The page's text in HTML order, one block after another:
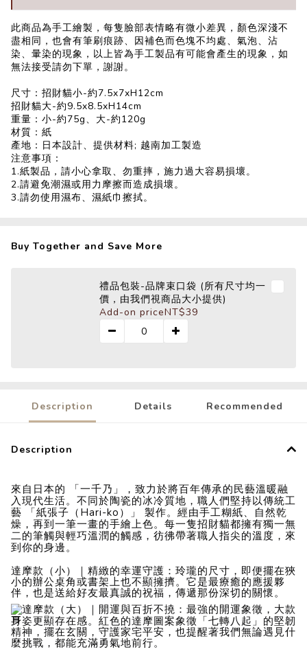
此商品為手工繪製，每隻臉部表情略有微小差異，顏色深淺不
盡相同，也會有筆刷痕跡、因補色而色塊不均處、氣泡、沾
染、暈染的現象，以上皆為手工製品有可能會產生的現象，如
無法接受請勿下單，謝謝。
尺寸：招財貓小-約7.5x7xH12cm
招財貓大-約9.5x8.5xH14cm
重量：小-約75g、大-約120g
材質：紙
產地：日本設計、提供材料; 越南加工製造
注意事項：
1.紙製品，請小心拿取、勿重摔，施力過大容易損壞。
2.請避免潮濕或用力摩擦而造成損壞。
3.請勿使用濕布、濕紙巾擦拭。
Buy Together and Save More
禮品包裝-品牌束口袋 (所有尺寸均一
價，由我們視商品大小提供)
Add-on priceNT$39
Description Details Recommended
Description
來自日本的 「一千乃」，致力於將百年傳承的民藝溫暖融
入現代生活。不同於陶瓷的冰冷質地，職人們堅持以傳統工
藝 「紙張子（Hari-ko）」 製作。經由手工糊紙、自然乾
燥，再到一筆一畫的手繪上色。每一隻招財貓都擁有獨一無
二的筆觸與輕巧溫潤的觸感，彷彿帶著職人指尖的溫度，來
到你的身邊。
達摩款（小）｜精緻的幸運守護：玲瓏的尺寸，即便擺在狹
小的辦公桌角或書架上也不顯擁擠。它是最療癒的應援夥
伴，也是送給好友最真誠的祝福，傳遞那份深切的關懷。
達摩款（大）｜開運與百折不撓：最強的開運象徵，大款
身姿更顯存在感。紅色的達摩圖案象徵「七轉八起」的堅韌
精神，擺在玄關，守護家宅平安，也提醒著我們無論遇見什
麼挑戰，都能充滿勇氣地前行。